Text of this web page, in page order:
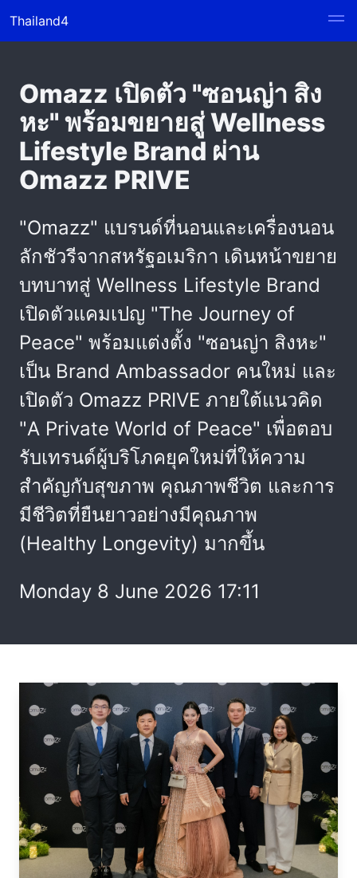
Thailand4
Omazz เปิดตัว "ซอนญ่า สิง
หะ" พร้อมขยายสู่ Wellness
Lifestyle Brand ผ่าน
Omazz PRIVE
"Omazz" แบรนด์ที่นอนและเครื่องนอน
ลักชัวรีจากสหรัฐอเมริกา เดินหน้าขยาย
บทบาทสู่ Wellness Lifestyle Brand
เปิดตัวแคมเปญ "The Journey of
Peace" พร้อมแต่งตั้ง "ซอนญ่า สิงหะ"
เป็น Brand Ambassador คนใหม่ และ
เปิดตัว Omazz PRIVE ภายใต้แนวคิด
"A Private World of Peace" เพื่อตอบ
รับเทรนด์ผู้บริโภคยุคใหม่ที่ให้ความ
สำคัญกับสุขภาพ คุณภาพชีวิต และการ
มีชีวิตที่ยืนยาวอย่างมีคุณภาพ
(Healthy Longevity) มากขึ้น
Monday 8 June 2026 17:11